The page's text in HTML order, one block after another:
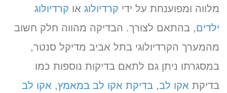
מלווה ומפוענחת על ידי קרדיולוג או קרדיולוג
ילדים, בהתאם לצורך. הבדיקה מהווה חלק חשוב
מהמערך הקרדיולוגי בתל אביב מדיקל סנטר,
במסגרתו ניתן גם לתאם בדיקות נוספות כמו
בדיקת אקו לב, בדיקת אקו לב במאמץ, אקו לב